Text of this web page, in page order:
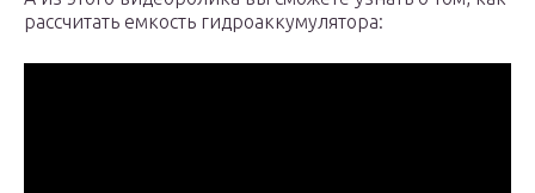
рассчитать емкость гидроаккумулятора: